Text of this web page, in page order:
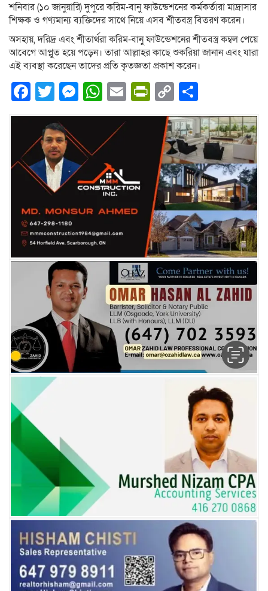
শনিবার (১০ জানুয়ারি) দুপুরে করিম-বানু ফাউন্ডেশনের কর্মকর্তারা মাদ্রাসার
শিক্ষক ও গণ্যমান্য ব্যক্তিদের সাথে নিয়ে এসব শীতবস্ত্র বিতরণ করেন।
অসহায়, দরিদ্র এবং শীতার্থরা করিম-বানু ফাউন্ডেশনের শীতবস্ত্র কম্বল পেয়ে
আবেগে আপ্লুত হয়ে পড়েন। তারা আল্লাহর কাছে শুকরিয়া জানান এবং যারা
এই ব্যবস্থা করেছেন তাদের প্রতি কৃতজ্ঞতা প্রকাশ করেন।
Facebook
Twitter
Messenger
WhatsApp
EmailPrintFriendly
Copy
Link